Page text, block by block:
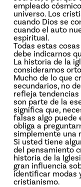
empleado
universo. Los
cuando Dios se
cuando el auto
espiritual.
Todas estas
debe indicarnos
La historia de la
consideramos
Mucho de lo que
secundarios, no
refleja tendencias
son parte de la
significa que,
falsas ­algo puede
obliga a
simplemente una
Si usted tiene
del pensamiento
historia de la
gran influencia
identificar modas
cristianismo.